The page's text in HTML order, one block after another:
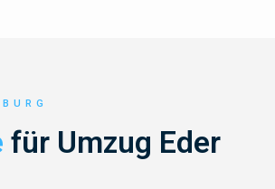
für Umzug Eder